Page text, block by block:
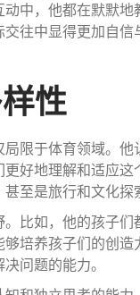
中，他都在默默地
往中显得更加自信
性
限于体育领域。
好地理解和适应这
至是旅行和文化探
比如，他的孩子
培养孩子们的创
问题的能力。